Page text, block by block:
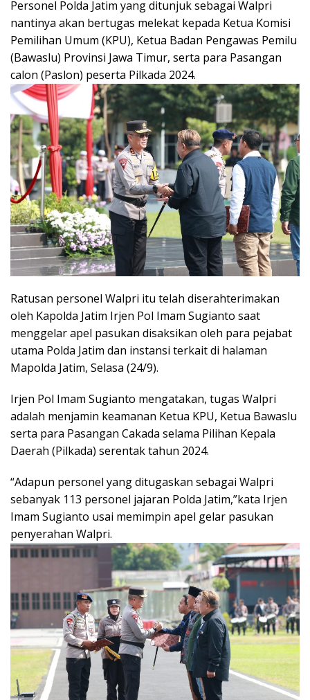
Personel Polda Jatim yang ditunjuk sebagai Walpri
nantinya akan bertugas melekat kepada Ketua Komisi
Pemilihan Umum (KPU), Ketua Badan Pengawas Pemilu
(Bawaslu) Provinsi Jawa Timur, serta para Pasangan
calon (Paslon) peserta Pilkada 2024.
Ratusan personel Walpri itu telah diserahterimakan
oleh Kapolda Jatim Irjen Pol Imam Sugianto saat
menggelar apel pasukan disaksikan oleh para pejabat
utama Polda Jatim dan instansi terkait di halaman
Mapolda Jatim, Selasa (24/9).
Irjen Pol Imam Sugianto mengatakan, tugas Walpri
adalah menjamin keamanan Ketua KPU, Ketua Bawaslu
serta para Pasangan Cakada selama Pilihan Kepala
Daerah (Pilkada) serentak tahun 2024.
“Adapun personel yang ditugaskan sebagai Walpri
sebanyak 113 personel jajaran Polda Jatim,”kata Irjen
Imam Sugianto usai memimpin apel gelar pasukan
penyerahan Walpri.